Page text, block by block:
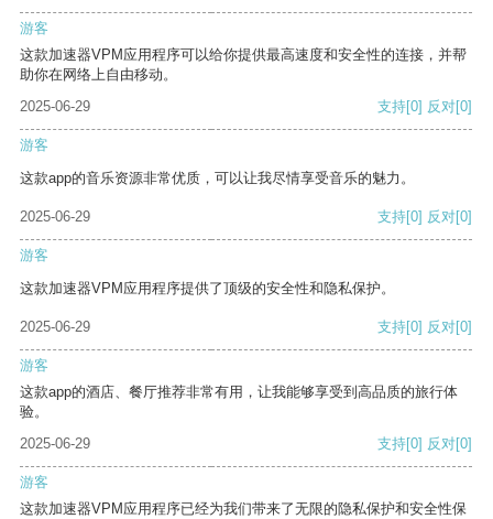
游客
这款加速器VPM应用程序可以给你提供最高速度和安全性的连接，并帮
助你在网络上自由移动。
2025-06-29
支持[0] 反对[0]
游客
这款app的音乐资源非常优质，可以让我尽情享受音乐的魅力。
2025-06-29 支持[0] 反对[0]
游客
这款加速器VPM应用程序提供了顶级的安全性和隐私保护。
2025-06-29 支持[0] 反对[0]
游客
这款app的酒店、餐厅推荐非常有用，让我能够享受到高品质的旅行体
验。
2025-06-29
支持[0] 反对[0]
游客
这款加速器VPM应用程序已经为我们带来了无限的隐私保护和安全性保